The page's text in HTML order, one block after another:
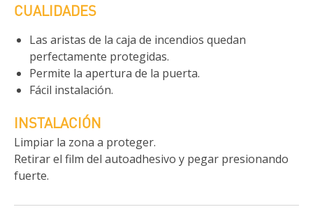
CUALIDADES
Las aristas de la caja de incendios quedan
perfectamente protegidas.
Permite la apertura de la puerta.
Fácil instalación.
INSTALACIÓN
Limpiar la zona a proteger.
Retirar el film del autoadhesivo y pegar presionando
fuerte.